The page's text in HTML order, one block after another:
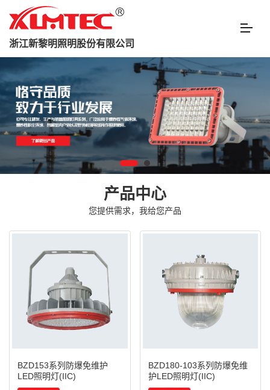
浙江新黎明照明股份有限公司
产品中心
您提供需求，我给您产品
BZD153系列防爆免维护
LED照明灯(IIC)
BZD180-103系列防爆免维
护LED照明灯(IIC)